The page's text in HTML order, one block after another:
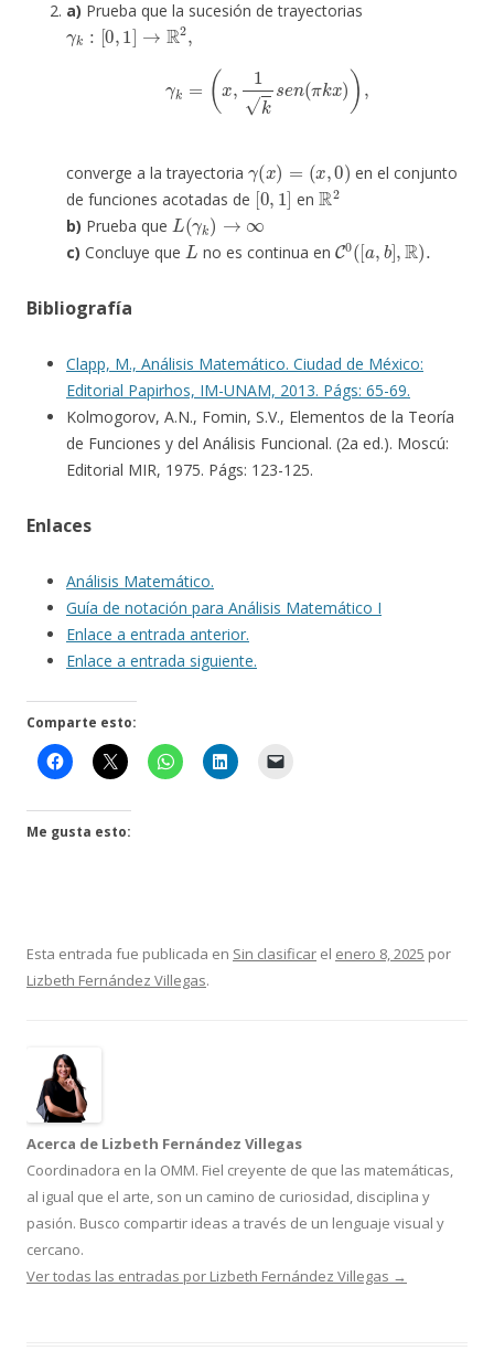
a) Prueba que la sucesión de trayectorias
γk : 0,1]→R2 ,
=( k
converge a la trayectoria
x )= 0
en el conjunto
de funciones acotadas de
[0,1]
en
R2
b) Prueba que
L(γk)→ ∞
c) Concluye que
L
no es continua en
C0 ([ b ,R)
Bibliografía
Clapp, M., Análisis Matemático. Ciudad de México:
Editorial Papirhos, IM-UNAM, 2013. Págs: 65-69.
Kolmogorov, A.N., Fomin, S.V., Elementos de la Teoría
de Funciones y del Análisis Funcional. (2a ed.). Moscú:
Editorial MIR, 1975. Págs: 123-125.
Enlaces
Análisis Matemático.
Guía de notación para Análisis Matemático I
Enlace a entrada anterior.
Enlace a entrada siguiente.
Comparte esto:
Me gusta esto:
Esta entrada fue publicada en Sin clasificar el enero 8, 2025 por
Lizbeth Fernández Villegas.
Acerca de Lizbeth Fernández Villegas
Coordinadora en la OMM. Fiel creyente de que las matemáticas,
al igual que el arte, son un camino de curiosidad, disciplina y
pasión. Busco compartir ideas a través de un lenguaje visual y
cercano.
Ver todas las entradas por Lizbeth Fernández Villegas →